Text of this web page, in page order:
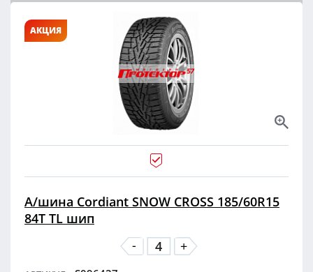
АКЦИЯ
А/шина Cordiant SNOW CROSS 185/60R15
84T TL шип
-
+